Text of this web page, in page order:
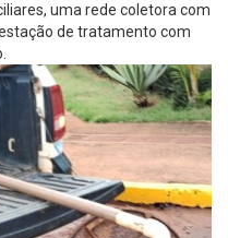
uma rede coletora com
de tratamento com